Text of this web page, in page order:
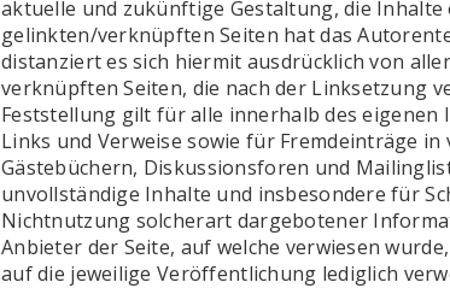
aktuelle und zukünftige Gestaltung, die
gelinkten/verknüpften Seiten hat das
distanziert es sich hiermit ausdrücklich von
verknüpften Seiten, die nach der Linksetzung
Feststellung gilt für alle innerhalb des
Links und Verweise sowie für Fremdeinträge
Gästebüchern, Diskussionsforen und
unvollständige Inhalte und insbesondere für
Nichtnutzung solcherart dargebotener
Anbieter der Seite, auf welche verwiesen
auf die jeweilige Veröffentlichung lediglich